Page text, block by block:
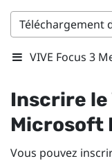
Téléchargement
VIVE Focus 3
Inscrire le
Microsoft
Vous pouvez